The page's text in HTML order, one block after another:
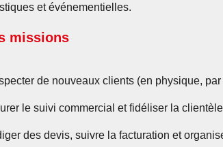
et événementielles.
missions
de nouveaux clients (en physique,
le suivi commercial et fidéliser la
des devis, suivre la facturation et